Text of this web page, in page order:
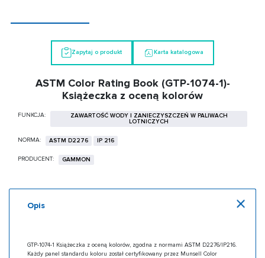
Zapytaj o produkt Karta katalogowa
ASTM Color Rating Book (GTP-1074-1)-
Książeczka z oceną kolorów
FUNKCJA:
ZAWARTOŚĆ WODY I ZANIECZYSZCZEŃ W PALIWACH
LOTNICZYCH
NORMA: ASTM D2276 IP 216
PRODUCENT: GAMMON
Opis
GTP-1074-1 Książeczka z oceną kolorów, zgodna z normami ASTM D2276/IP216.
Każdy panel standardu koloru został certyfikowany przez Munsell Color